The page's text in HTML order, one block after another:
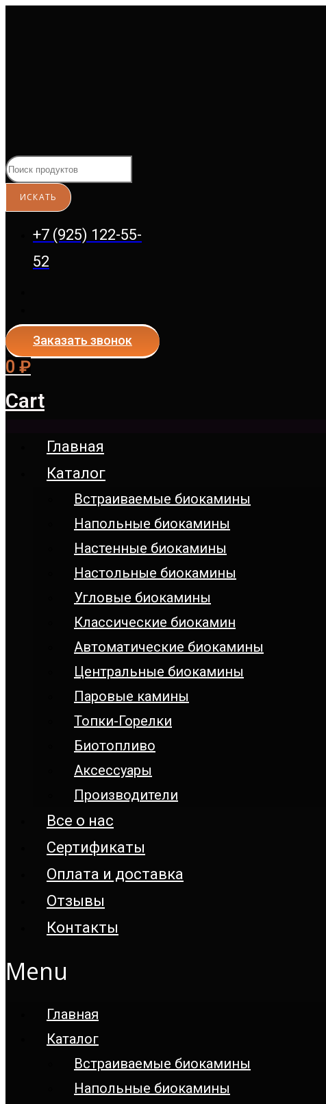
+7 (925) 122-55-
52
Заказать звонок
0 ₽
Cart
Главная
Каталог
Встраиваемые биокамины
Напольные биокамины
Настенные биокамины
Настoльные биокамины
Угловые биокамины
Классические биокамин
Автоматические биокамины
Центральные биокамины
Паровые камины
Топки-Горелки
Биотопливо
Аксессуары
Производители
Все о нас
Сертификаты
Оплата и доставка
Отзывы
Контакты
Menu
Главная
Каталог
Встраиваемые биокамины
Напольные биокамины